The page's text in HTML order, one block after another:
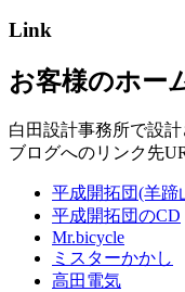
Link
お客様のホー
白田設計事務所で設
ブログへのリンク先
平成開拓団(羊蹄
平成開拓団のCD
Mr.bicycle
ミスターかかし
高田電気